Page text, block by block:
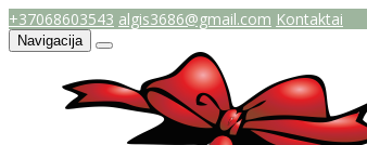
+37068603543 algis3686@gmail.com Kontaktai
Navigacija